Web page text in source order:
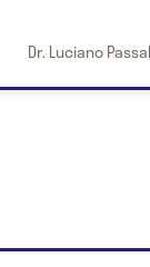
Dr. Luciano